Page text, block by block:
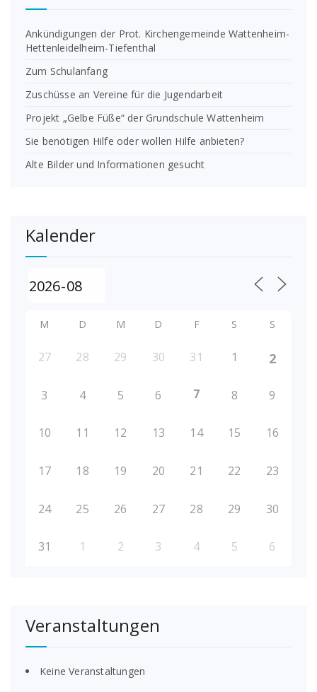
Ankündigungen der Prot. Kirchengemeinde Wattenheim-
Hettenleidelheim-Tiefenthal
Zum Schulanfang
Zuschüsse an Vereine für die Jugendarbeit
Projekt „Gelbe Füße“ der Grundschule Wattenheim
Sie benötigen Hilfe oder wollen Hilfe anbieten?
Alte Bilder und Informationen gesucht
Kalender
M D M D F S S
27 28 29 30 31 1 2
3 4 5 6 7 8 9
10 11 12 13 14 15 16
17 18 19 20 21 22 23
24 25 26 27 28 29 30
31 1 2 3 4 5 6
Veranstaltungen
Keine Veranstaltungen